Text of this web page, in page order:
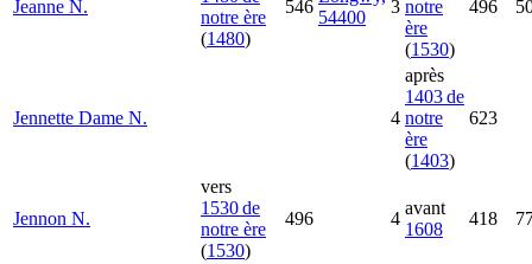
Jeanne N.
notre ère
(1480)
546
54400
3 notre
ère
(1530)
496
Jennette Dame N. 4
après
1403 de
notre
ère
(1403)
623
Jennon N.
vers
1530 de
notre ère
(1530)
496 4
avant
1608
418